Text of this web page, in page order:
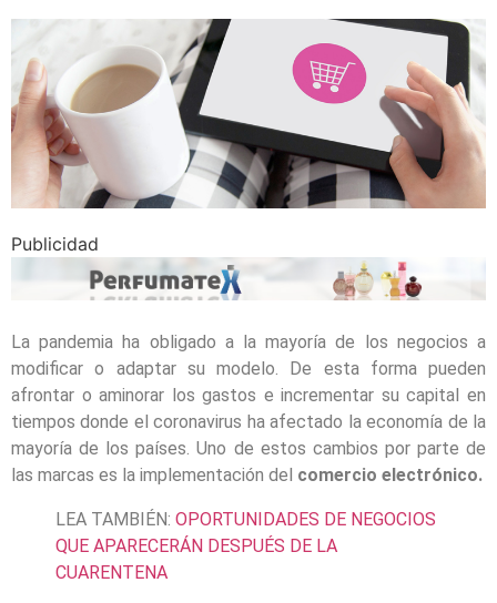
Publicidad
La pandemia ha obligado a la mayoría de los negocios a
modificar o adaptar su modelo. De esta forma pueden
afrontar o aminorar los gastos e incrementar su capital en
tiempos donde el coronavirus ha afectado la economía de la
mayoría de los países. Uno de estos cambios por parte de
las marcas es la implementación del comercio electrónico.
LEA TAMBIÉN: OPORTUNIDADES DE NEGOCIOS
QUE APARECERÁN DESPUÉS DE LA
CUARENTENA